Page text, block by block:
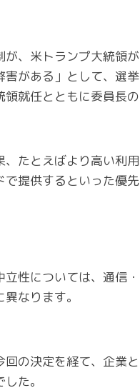
が、米トランプ大統領
害がある」として、選
領就任とともに委員長
、たとえばより高い利
で提供するといった優
立性については、通信
なります。
回の決定を経て、企業
た。